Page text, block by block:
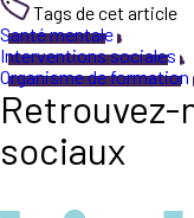
Tags de cet article
Santé mentale
Interventions sociales
Organisme de formation
Retrouvez-
sociaux